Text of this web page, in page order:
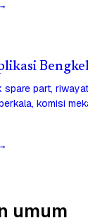
part,
komisi
umum